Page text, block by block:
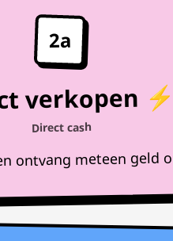
2a
verkopen ⚡
Direct cash
ontvang meteen geld